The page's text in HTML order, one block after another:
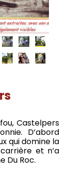
Castelpers
D’abord
qui domine la
et n’a
Du Roc.